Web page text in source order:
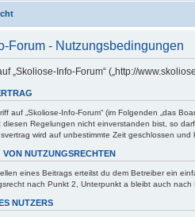
Forum - Nutzungsbedingungen
„Skoliose-Info-Forum“ („http://
auf „Skoliose-Info-Forum“ (im Folgenden „das
diesen Regelungen nicht einverstanden bist, so
wird auf unbestimmte Zeit geschlossen
VON NUTZUNGSRECHTEN
eines Beitrags erteilst du dem Betreiber ein
nach Punkt 2, Unterpunkt a bleibt auch
NUTZERS